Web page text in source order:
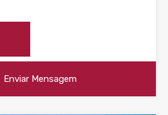
Enviar Mensagem